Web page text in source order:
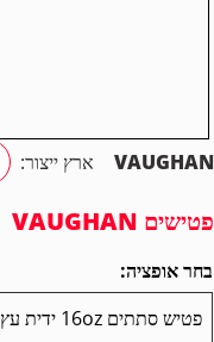
VAUGHAN ארץ ייצור:
פטישים VAUGHAN
בחר אופציה:
פטיש סתתים 16oz ידית עץ / מק"ט 102487